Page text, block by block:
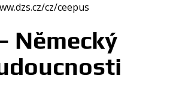
cz/ceepus
Německý